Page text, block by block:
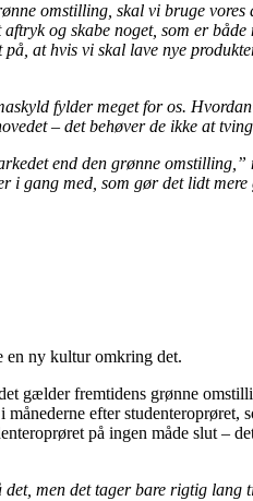
omstilling, skal vi bruge
og skabe noget, som er
at hvis vi skal lave nye
fylder meget for os.
– det behøver de ikke at
end den grønne
gang med, som gør det lidt
en ny kultur omkring det.
gælder fremtidens grønne
efter
på ingen måde slut
men det tager bare rigtig